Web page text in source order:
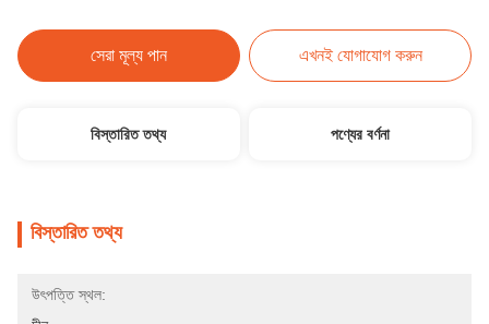
সেরা মূল্য পান এখনই যোগাযোগ করুন
বিস্তারিত তথ্য পণ্যের বর্ণনা
বিস্তারিত তথ্য
উৎপত্তি স্থল: